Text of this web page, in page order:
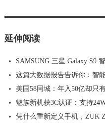
延伸阅读
SAMSUNG 三星 Galaxy S9
这篇大数据报告告诉你：智
美国58同城：年入50亿却只
魅族新机获3C认证：支持
凭什么重新定义手机，ZUK